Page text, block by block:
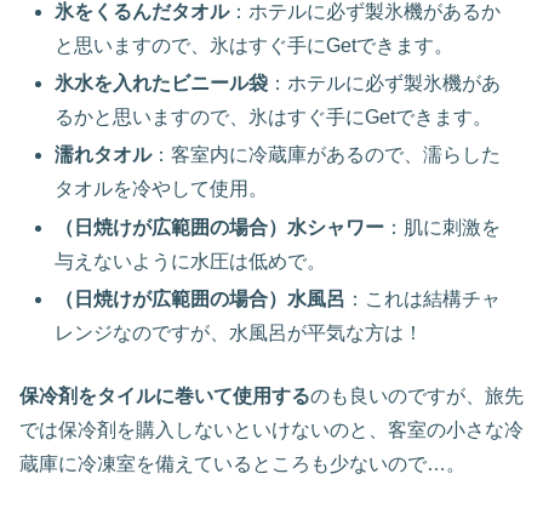
氷をくるんだタオル：ホテルに必ず製氷機があるか
と思いますので、氷はすぐ手にGetできます。
氷水を入れたビニール袋 ：ホテルに必ず製氷機があ
るかと思いますので、氷はすぐ手にGetできます。
濡れタオル：客室内に冷蔵庫があるので、濡らした
タオルを冷やして使用。
（日焼けが広範囲の場合）水シャワー ：肌に刺激を
与えないように水圧は低めで。
（日焼けが広範囲の場合）水風呂 ：これは結構チャ
レンジなのですが、水風呂が平気な方は！
保冷剤をタイルに巻いて使用するのも良いのですが、旅先
では保冷剤を購入しないといけないのと、客室の小さな冷
蔵庫に冷凍室を備えているところも少ないので…。